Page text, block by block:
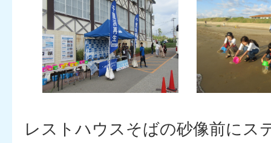
レストハウスそばの砂像前にス